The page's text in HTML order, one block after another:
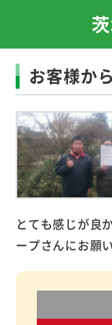
お客様か
とても感じが良
ープさんにお願